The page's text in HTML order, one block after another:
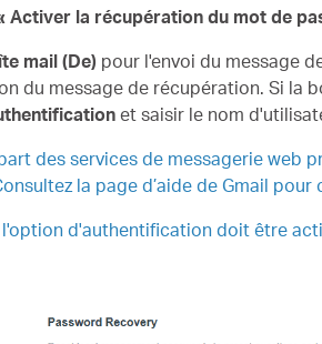
Activer la récupération du mot de
mail (De) pour l'envoi du message
du message de récupération. Si la
et saisir le nom
des services de messagerie web
la page d’aide de Gmail pour
l'option d'authentification doit être